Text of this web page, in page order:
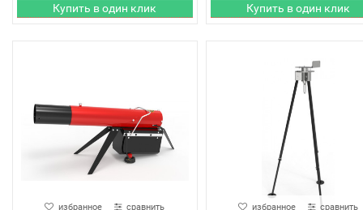
избранное сравнить избранное сравнить